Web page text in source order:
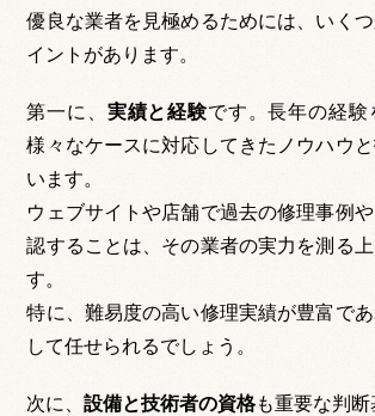
優良な業者を見極めるためには、いく
イントがあります。
第一に、 実績と経験です。長年の経験
様々なケースに対応してきたノウハウ
います。
ウェブサイトや店舗で過去の修理事例
認することは、その業者の実力を測る
す。
特に、難易度の高い修理実績が豊富で
して任せられるでしょう。
次に、設備と技術者の資格も重要な判断